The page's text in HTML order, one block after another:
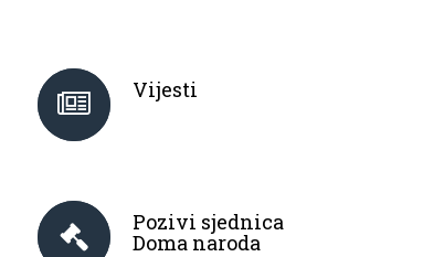
Vijesti
Pozivi sjednica
Doma naroda